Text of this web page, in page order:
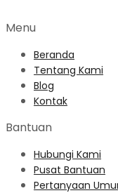
Menu
Beranda
Tentang Kami
Blog
Kontak
Bantuan
Hubungi Kami
Pusat Bantuan
Pertanyaan